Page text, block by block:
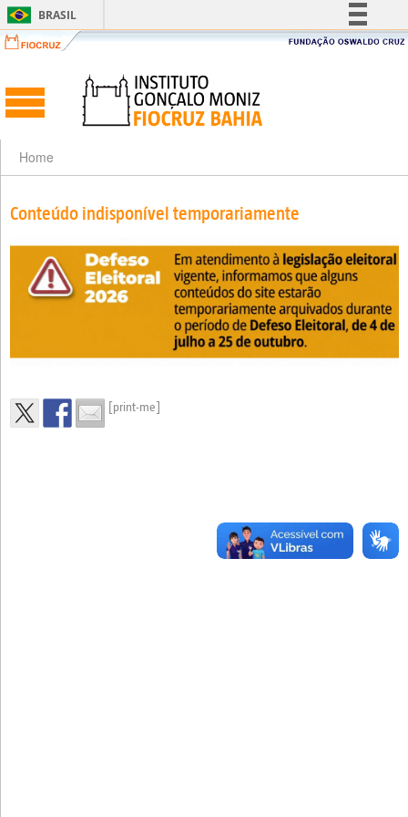
BRASIL
Simplifique!
Acesso à informação
Canais
Home
Conteúdo indisponível temporariamente
[print-me]